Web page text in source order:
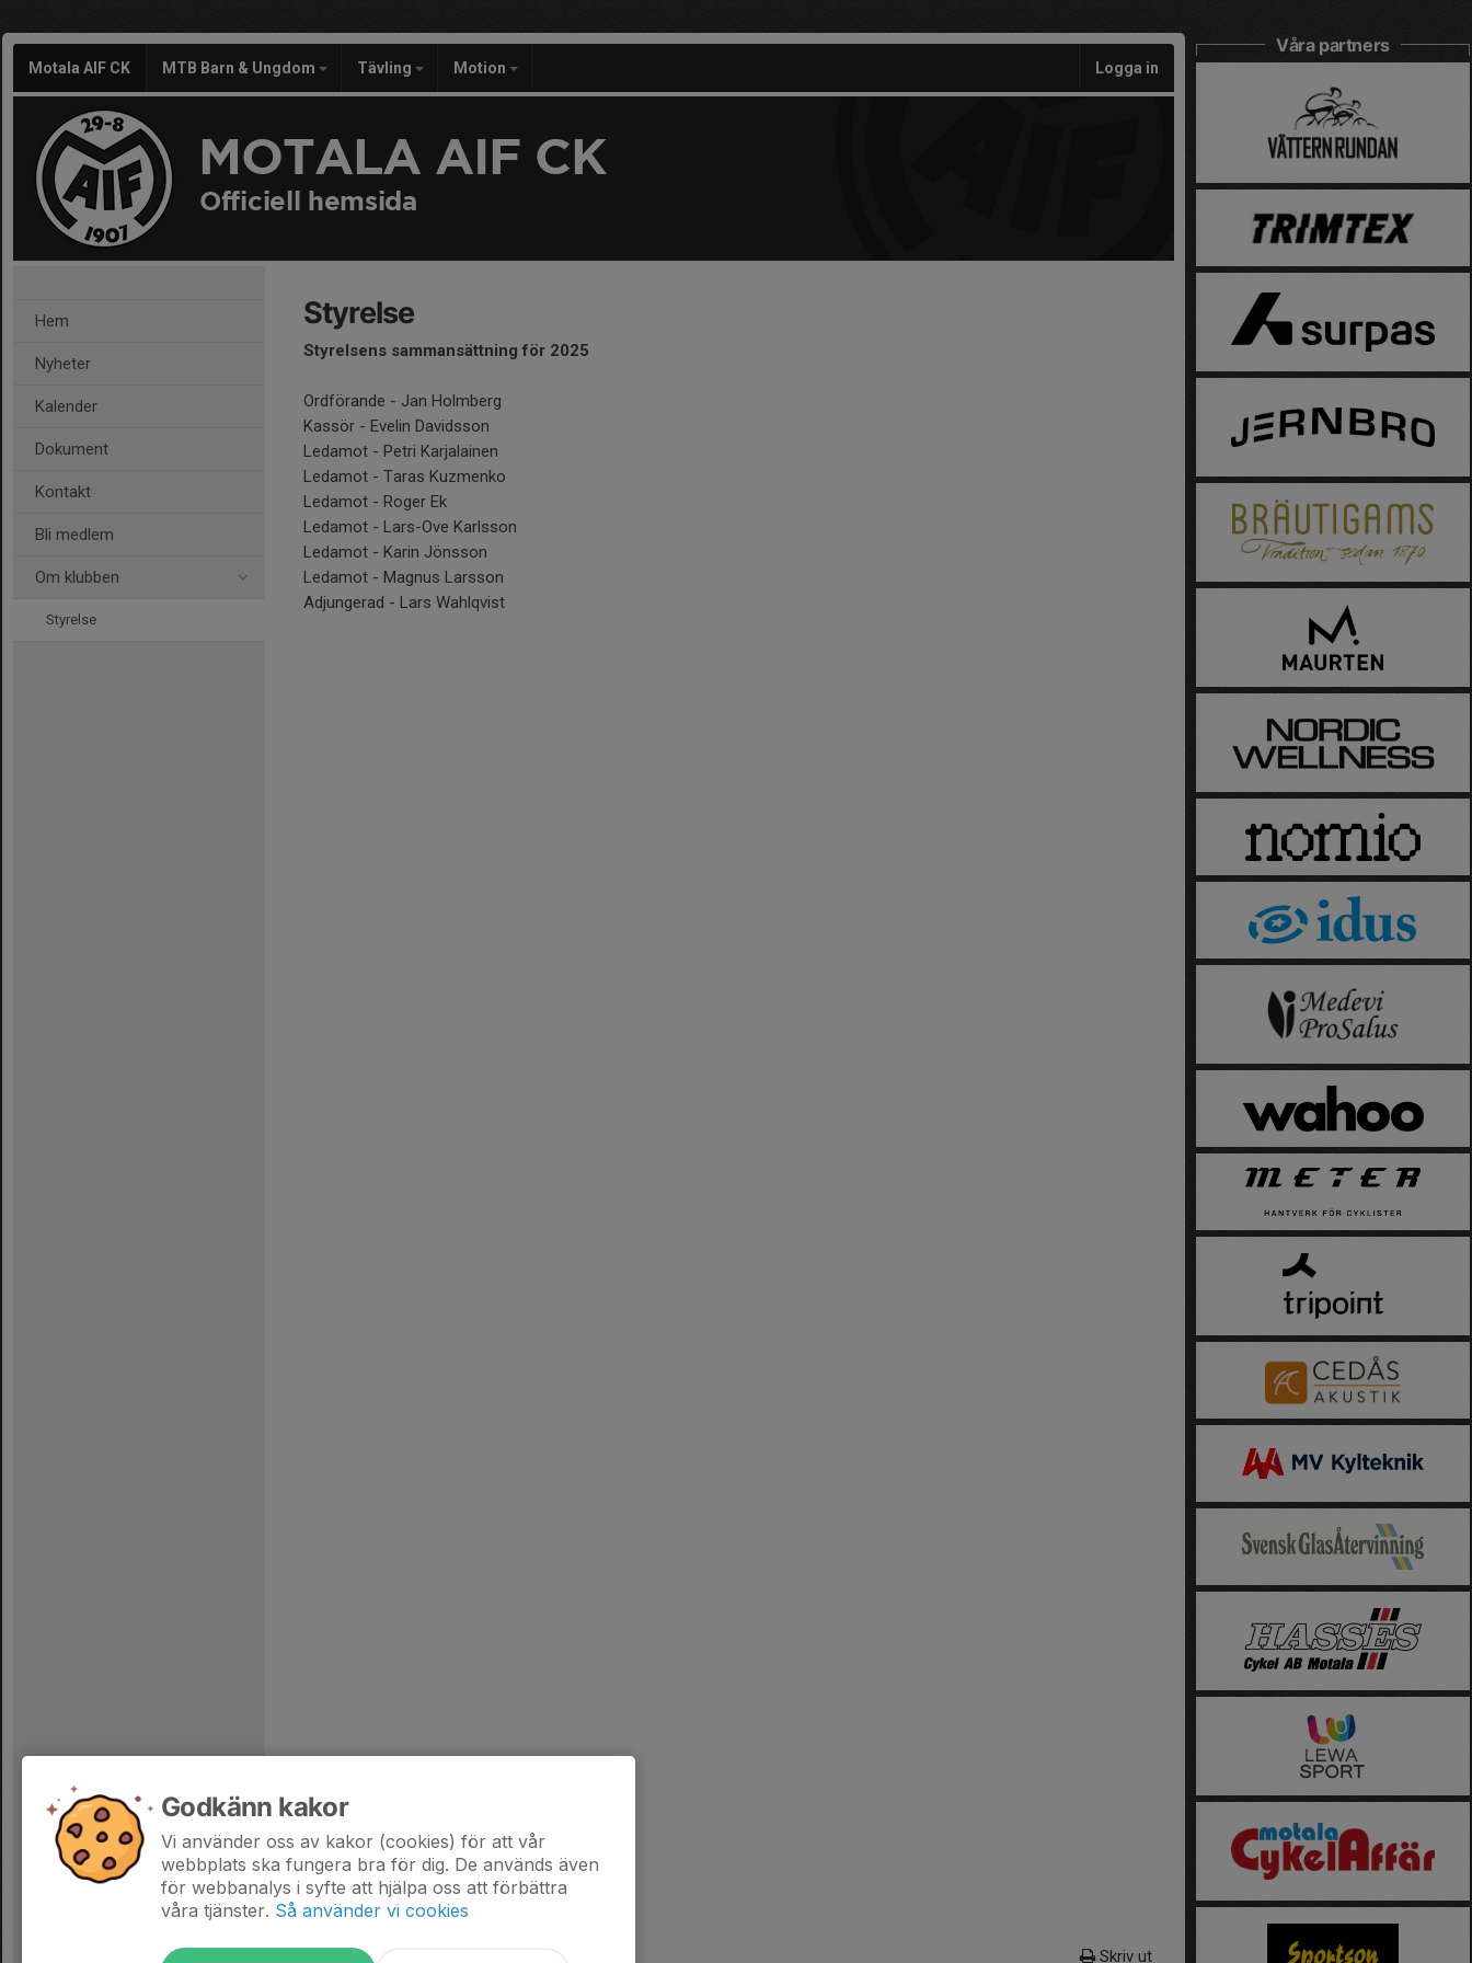
Motala AIF CK MTB Barn & Ungdom Tävling Motion Logga in
MOTALA AIF CK
Officiell hemsida
Hem
Nyheter
Kalender
Dokument
Kontakt
Bli medlem
Om klubben
Styrelse
Styrelse
Styrelsens sammansättning för 2025
Ordförande - Jan Holmberg
Kassör - Evelin Davidsson
Ledamot - Petri Karjalainen
Ledamot - Taras Kuzmenko
Ledamot - Roger Ek
Ledamot - Lars-Ove Karlsson
Ledamot - Karin Jönsson
Ledamot - Magnus Larsson
Adjungerad - Lars Wahlqvist
Skriv ut
Våra partners
Godkänn kakor
Vi använder oss av kakor (cookies) för att vår
webbplats ska fungera bra för dig. De används även
för webbanalys i syfte att hjälpa oss att förbättra
våra tjänster. Så använder vi cookies